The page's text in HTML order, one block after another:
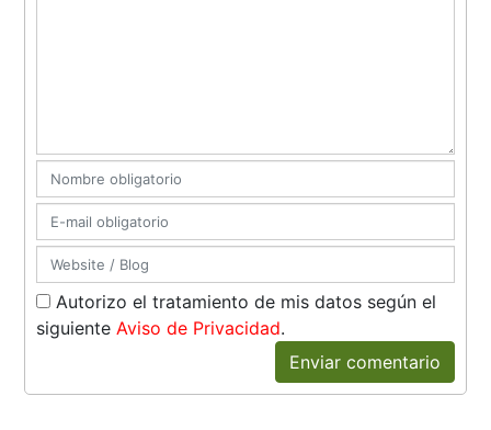
Autorizo el tratamiento de mis datos según el
siguienteAviso de Privacidad.
Enviar comentario